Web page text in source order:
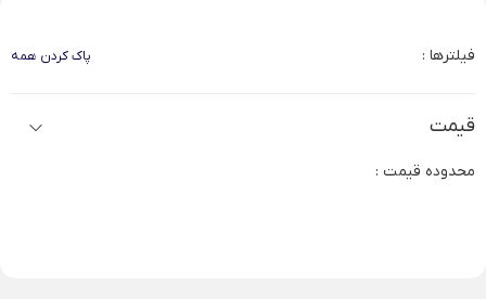
فیلترها : پاک کردن همه
قیمت
محدوده قیمت :